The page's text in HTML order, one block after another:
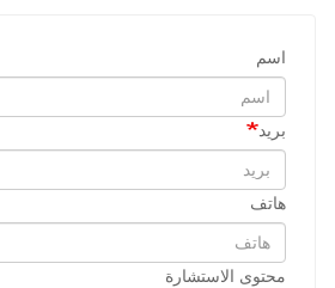
اسم
بريد
هاتف
محتوى الاستشارة